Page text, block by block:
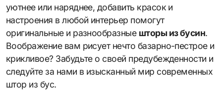
уютнее или наряднее, добавить красок и
настроения в любой интерьер помогут
оригинальные и разнообразные шторы из бусин.
Воображение вам рисует нечто базарно-пестрое и
крикливое? Забудьте о своей предубежденности и
следуйте за нами в изысканный мир современных
штор из бус.